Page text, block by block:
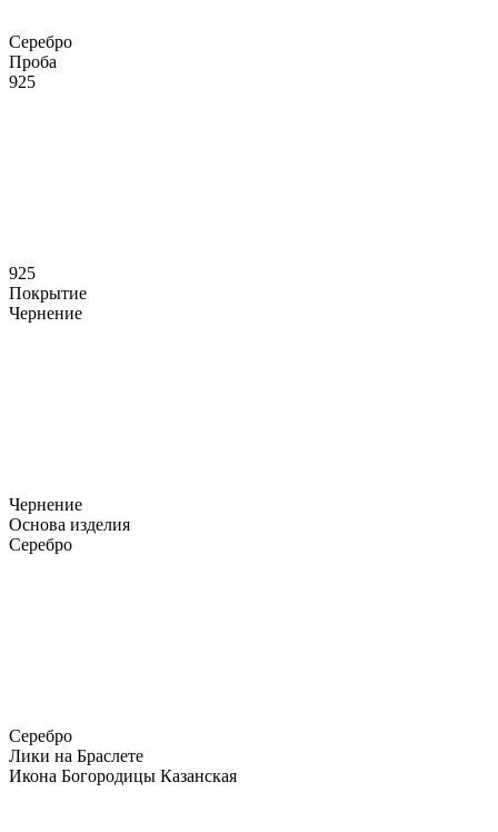
Серебро
Проба
925
925
Покрытие
Чернение
Чернение
Основа изделия
Серебро
Серебро
Лики на Браслете
Икона Богородицы Казанская